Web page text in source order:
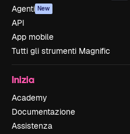
Agenti New
API
App mobile
Tutti gli strumenti Magnific
Inizia
Academy
Documentazione
Assistenza